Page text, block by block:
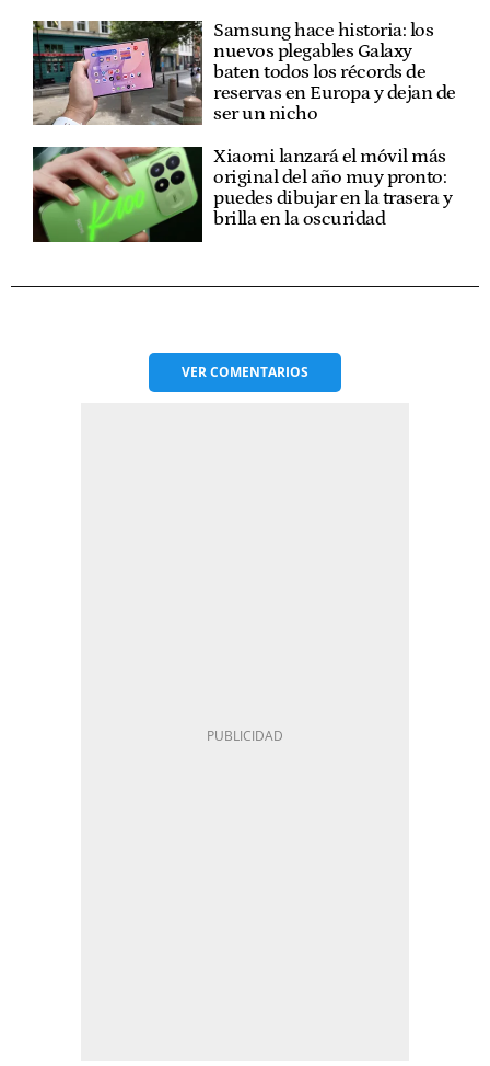
Samsung hace historia: los
nuevos plegables Galaxy
baten todos los récords de
reservas en Europa y dejan de
ser un nicho
Xiaomi lanzará el móvil más
original del año muy pronto:
puedes dibujar en la trasera y
brilla en la oscuridad
VERCOMENTARIOS